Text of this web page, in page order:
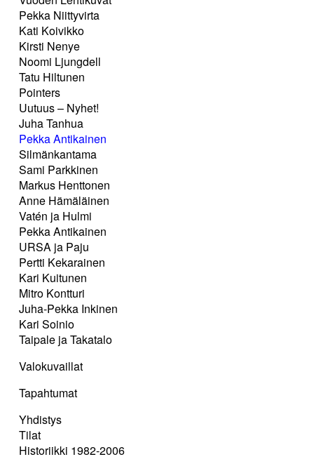
Pekka Niittyvirta
Kati Koivikko
Kirsti Nenye
Noomi Ljungdell
Tatu Hiltunen
Pointers
Uutuus – Nyhet!
Juha Tanhua
Pekka Antikainen
Silmänkantama
Sami Parkkinen
Markus Henttonen
Anne Hämäläinen
Vatén ja Hulmi
Pekka Antikainen
URSA ja Paju
Pertti Kekarainen
Kari Kuitunen
Mitro Kontturi
Juha-Pekka Inkinen
Kari Soinio
Taipale ja Takatalo
Valokuvaillat
Tapahtumat
Yhdistys
Tilat
Historiikki 1982-2006